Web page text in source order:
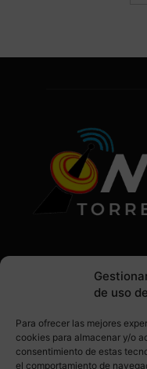
de uso
Para ofrecer las mejores
cookies para almacenar y/o
consentimiento de estas
el comportamiento de
SÍGUENOS